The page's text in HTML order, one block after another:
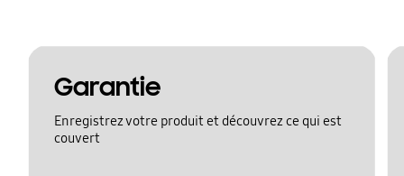
Garantie
Enregistrez votre produit et découvrez ce qui est
couvert